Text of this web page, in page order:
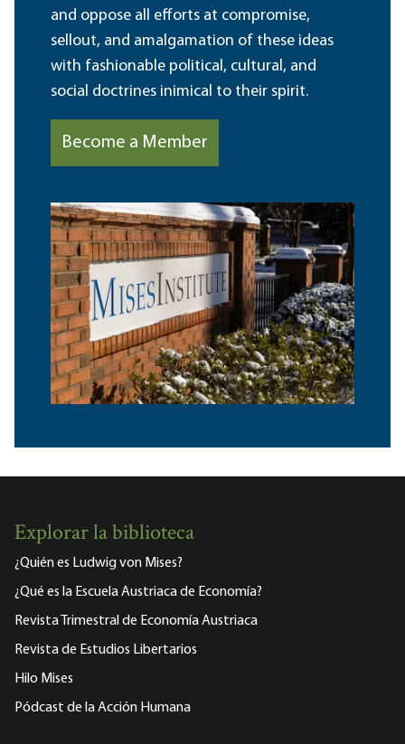
and oppose all efforts at compromise,
sellout, and amalgamation of these ideas
with fashionable political, cultural, and
social doctrines inimical to their spirit.
Become a Member
Explorar la biblioteca
¿Quién es Ludwig von Mises?
¿Qué es la Escuela Austriaca de Economía?
Revista Trimestral de Economía Austriaca
Revista de Estudios Libertarios
Hilo Mises
Pódcast de la Acción Humana